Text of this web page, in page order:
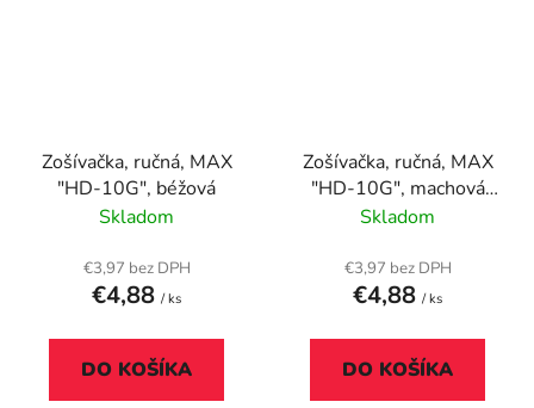
Zošívačka, ručná, MAX
"HD-10G", béžová
Skladom
€3,97 bez DPH
€4,88 / ks
DO KOŠÍKA
Zošívačka, ručná, MAX
"HD-10G", machová
zelená
Skladom
€3,97 bez DPH
€4,88 / ks
DO KOŠÍKA